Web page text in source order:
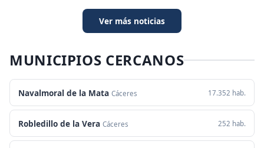
Ver más noticias
MUNICIPIOS CERCANOS
Navalmoral de la Mata Cáceres 17.352 hab.
Robledillo de la Vera Cáceres 252 hab.